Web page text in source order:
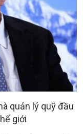
quản lý quỹ đầu
giới